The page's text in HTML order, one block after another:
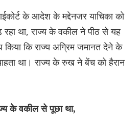
के आदेश के मद्देनजर याचिका को
था, राज्य के वकील ने पीठ से यह
किया कि राज्य अग्रिम जमानत देने के
था। राज्य के रुख ने बेंच को हैरान
के वकील से पूछा था,